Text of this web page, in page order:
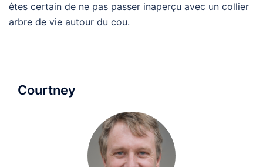
êtes certain de ne pas passer inaperçu avec un collier
arbre de vie autour du cou.
Courtney